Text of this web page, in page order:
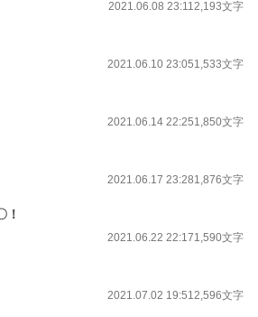
2021.06.08 23:112,193文字
2021.06.10 23:051,533文字
2021.06.14 22:251,850文字
2021.06.17 23:281,876文字
！
2021.06.22 22:171,590文字
2021.07.02 19:512,596文字